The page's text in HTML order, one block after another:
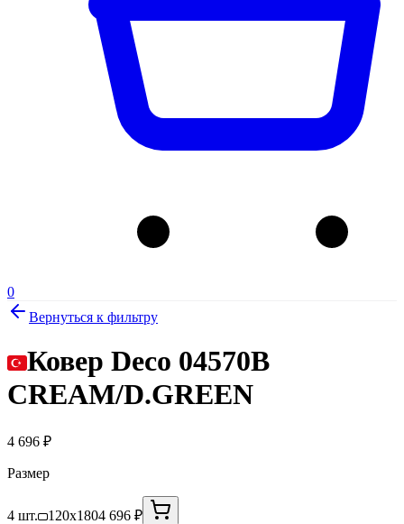
0
Вернуться к фильтру
Ковер Deco 04570B
CREAM/D.GREEN
4 696 ₽
Размер
4 шт. 120x1804 696 ₽